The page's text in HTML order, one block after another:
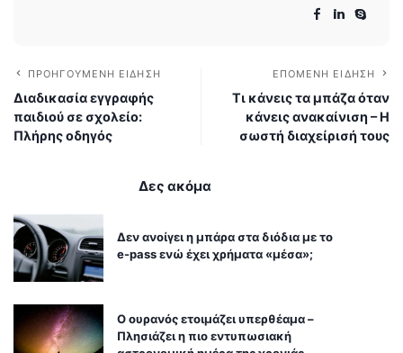
ΠΡΟΗΓΟΎΜΕΝΗ ΕΊΔΗΣΗ
Διαδικασία εγγραφής
παιδιού σε σχολείο:
Πλήρης οδηγός
ΕΠΌΜΕΝΗ ΕΊΔΗΣΗ
Τι κάνεις τα μπάζα όταν
κάνεις ανακαίνιση – Η
σωστή διαχείρισή τους
Δες ακόμα
Δεν ανοίγει η μπάρα στα διόδια με το
e-pass ενώ έχει χρήματα «μέσα»;
Ο ουρανός ετοιμάζει υπερθέαμα –
Πλησιάζει η πιο εντυπωσιακή